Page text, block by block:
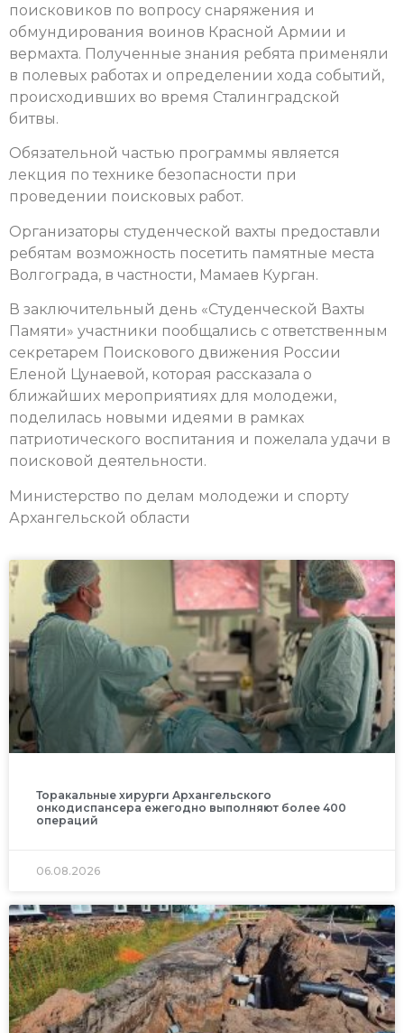
поисковиков по вопросу снаряжения и
обмундирования воинов Красной Армии и
вермахта. Полученные знания ребята применяли
в полевых работах и определении хода событий,
происходивших во время Сталинградской
битвы.
Обязательной частью программы является
лекция по технике безопасности при
проведении поисковых работ.
Организаторы студенческой вахты предоставли
ребятам возможность посетить памятные места
Волгограда, в частности, Мамаев Курган.
В заключительный день «Студенческой Вахты
Памяти» участники пообщались с ответственным
секретарем Поискового движения России
Еленой Цунаевой, которая рассказала о
ближайших мероприятиях для молодежи,
поделилась новыми идеями в рамках
патриотического воспитания и пожелала удачи в
поисковой деятельности.
Министерство по делам молодежи и спорту
Архангельской области
Торакальные хирурги Архангельского
онкодиспансера ежегодно выполняют более 400
операций
06.08.2026